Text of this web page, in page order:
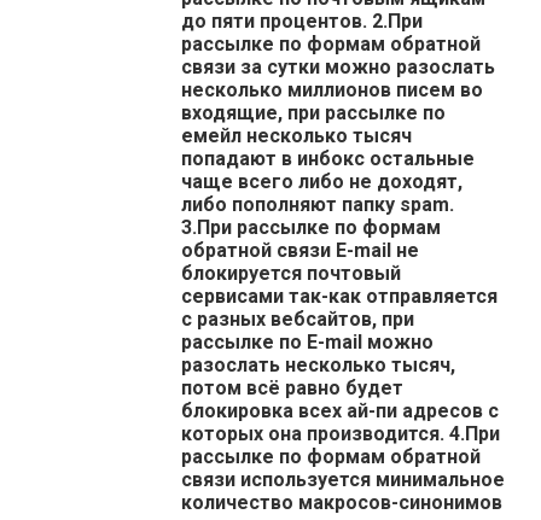
до пяти процентов. 2.При
рассылке по формам обратной
связи за сутки можно разослать
несколько миллионов писем во
входящие, при рассылке по
емейл несколько тысяч
попадают в инбокс остальные
чаще всего либо не доходят,
либо пополняют папку spam.
3.При рассылке по формам
обратной связи E-mail не
блокируется почтовый
сервисами так-как отправляется
с разных вебсайтов, при
рассылке по E-mail можно
разослать несколько тысяч,
потом всё равно будет
блокировка всех ай-пи адресов с
которых она производится. 4.При
рассылке по формам обратной
связи используется минимальное
количество макросов-синонимов